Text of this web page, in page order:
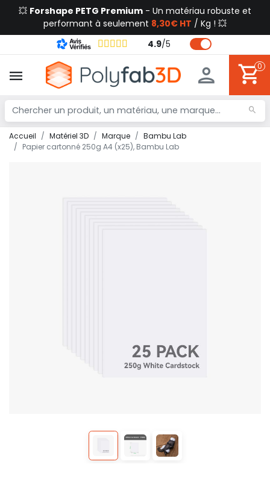
💥 Forshape PETG Premium - Un matériau robuste et
performant à seulement 8,30€ HT / Kg ! 💥
4.9/5
0
Accueil Matériel 3D Marque
Bambu Lab
Papier cartonné 250g A4 (x25), Bambu Lab